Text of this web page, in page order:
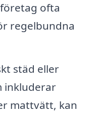
ofta
regelbundna
städ eller
inkluderar
mattvätt, kan